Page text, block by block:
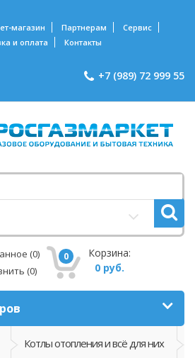
магазин Партнерам
Сервис
и оплата
Контакты
+7 (989) 72 999 55
(0)
(0)
0
Корзина:
0 руб.
Котлы отопления и всё для них